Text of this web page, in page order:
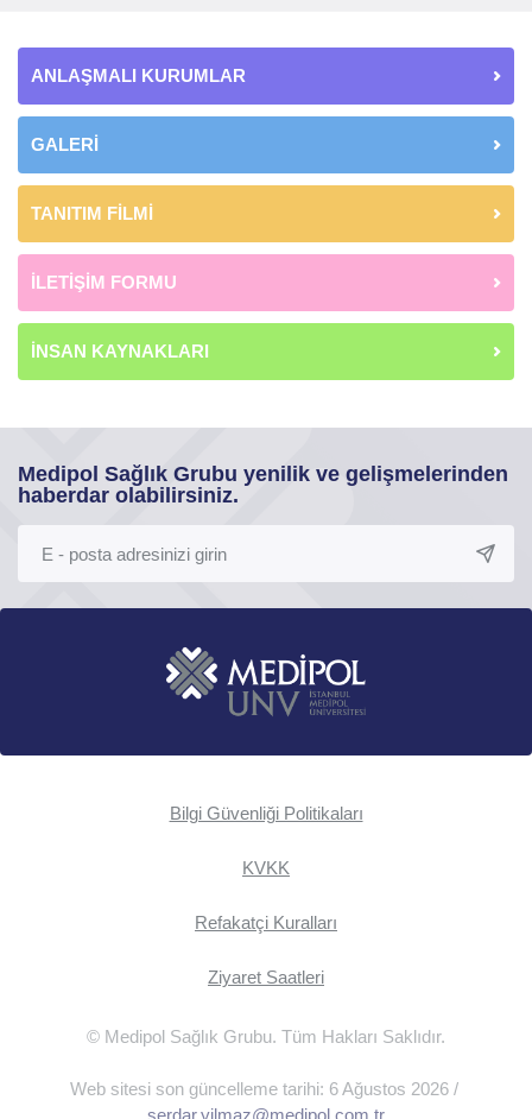
ANLAŞMALI KURUMLAR
GALERİ
TANITIM FİLMİ
İLETİŞİM FORMU
İNSAN KAYNAKLARI
Medipol Sağlık Grubu yenilik ve gelişmelerinden
haberdar olabilirsiniz.
Bilgi Güvenliği Politikaları
KVKK
Refakatçi Kuralları
Ziyaret Saatleri
© Medipol Sağlık Grubu. Tüm Hakları Saklıdır.
Web sitesi son güncelleme tarihi: 6 Ağustos 2026 /